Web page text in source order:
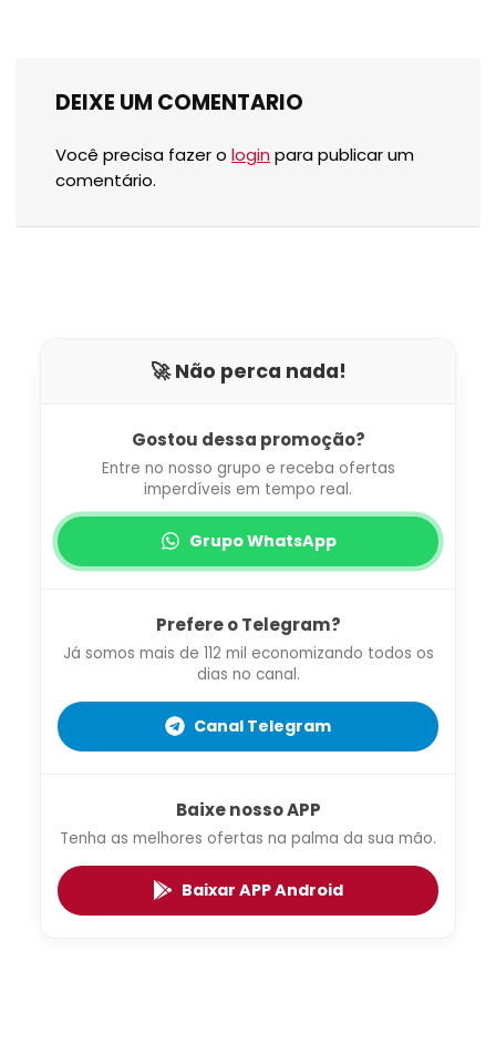
DEIXE UM COMENTARIO
Você precisa fazer o login para publicar um
comentário.
🚀 Não perca nada!
Gostou dessa promoção?
Entre no nosso grupo e receba ofertas
imperdíveis em tempo real.
Grupo WhatsApp
Prefere o Telegram?
Já somos mais de 112 mil economizando todos os
dias no canal.
Canal Telegram
Baixe nosso APP
Tenha as melhores ofertas na palma da sua mão.
Baixar APP Android